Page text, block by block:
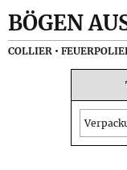
BÖGEN
COLLIER •